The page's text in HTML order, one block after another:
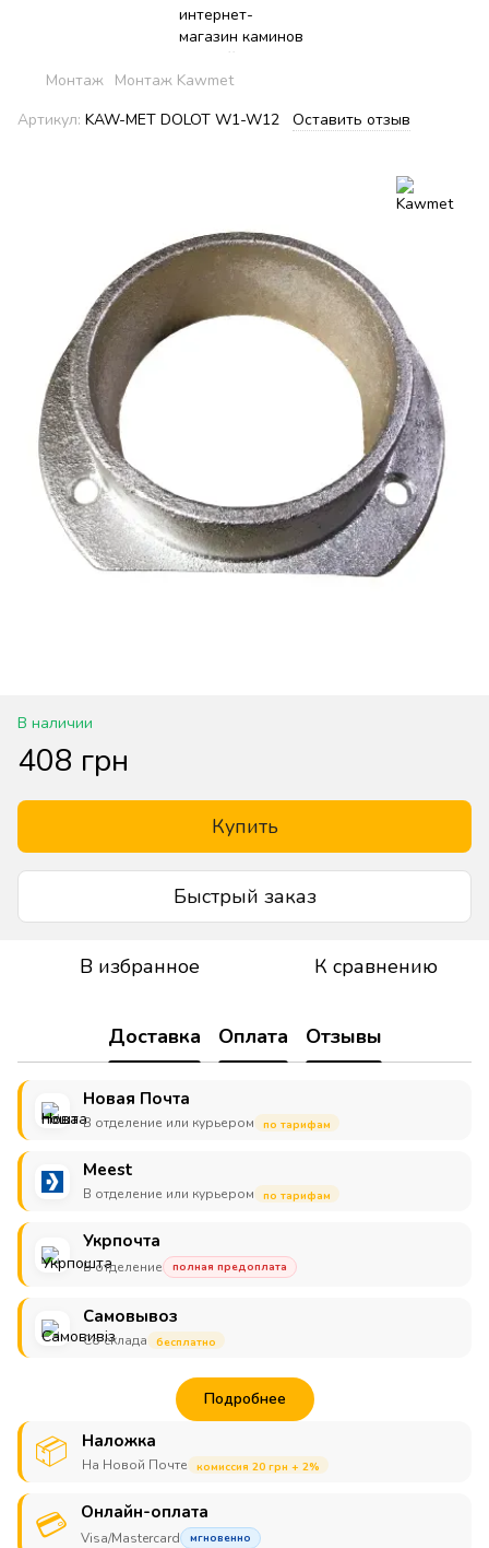
Монтаж Монтаж Kawmet
Артикул: KAW-MET DOLOT W1-W12 Оставить отзыв
В наличии
408 грн
Купить
Быстрый заказ
В избранное К сравнению
Доставка Оплата Отзывы
Новая Почта
В отделение или курьером по тарифам
Meest
В отделение или курьером по тарифам
Укрпочта
В отделение полная предоплата
Самовывоз
Со склада бесплатно
Подробнее
📦 Наложка
На Новой Почте комиссия 20 грн + 2%
💳 Онлайн-оплата
Visa/Mastercard мгновенно